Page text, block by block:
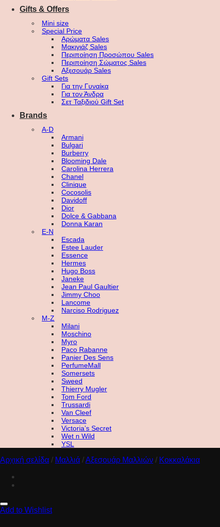
Gifts & Offers
Mini size
Special Price
Αρώματα Sales
Μακιγιάζ Sales
Περιποίηση Προσώπου Sales
Περιποίηση Σώματος Sales
Αξεσουάρ Sales
Gift Sets
Για την Γυναίκα
Για τον Άνδρα
Σετ Ταξιδιού Gift Set
Brands
A-D
Armani
Bulgari
Burberry
Blooming Dale
Carolina Herrera
Chanel
Clinique
Cocosolis
Davidoff
Dior
Dolce & Gabbana
Donna Karan
E-N
Escada
Estee Lauder
Essence
Hermes
Hugo Boss
Janeke
Jean Paul Gaultier
Jimmy Choo
Lancome
Narciso Rodriguez
M-Z
Milani
Moschino
Myro
Paco Rabanne
Panier Des Sens
PerfumeMall
Somersets
Sweed
Thierry Mugler
Tom Ford
Trussardi
Van Cleef
Versace
Victoria’s Secret
Wet n Wild
YSL
Αρχική σελίδα / Μαλλιά /Αξεσουάρ Μαλλιών / Κοκκαλάκια
Add to Wishlist